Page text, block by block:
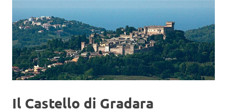
Il Castello di Gradara